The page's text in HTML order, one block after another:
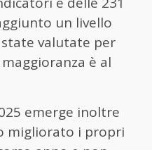
un livello
valutate per
è al
emerge inoltre
migliorato i propri